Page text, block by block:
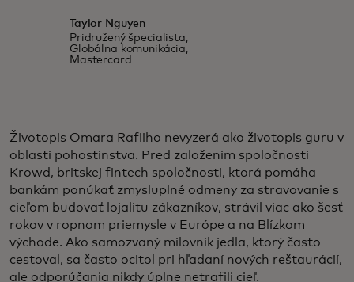
Taylor Nguyen
Pridružený špecialista,
Globálna komunikácia,
Mastercard
Životopis Omara Rafiiho nevyzerá ako životopis guru v
oblasti pohostinstva. Pred založením spoločnosti
Krowd, britskej fintech spoločnosti, ktorá pomáha
bankám ponúkať zmysluplné odmeny za stravovanie s
cieľom budovať lojalitu zákazníkov, strávil viac ako šesť
rokov v ropnom priemysle v Európe a na Blízkom
východe. Ako samozvaný milovník jedla, ktorý často
cestoval, sa často ocitol pri hľadaní nových reštaurácií,
ale odporúčania nikdy úplne netrafili cieľ.